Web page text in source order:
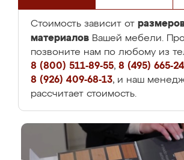
Стоимость зависит от
материалов Вашей мебели.
позвоните нам по любому из
8 (800) 511-89-55, 8 (495) 665-
8 (926) 409-68-13, и наш
рассчитает стоимость.